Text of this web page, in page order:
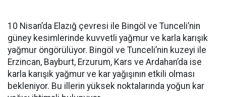
10 Nisan’da Elazığ çevresi ile Bingöl ve Tunceli’nin
güney kesimlerinde kuvvetli yağmur ve karla karışık
yağmur öngörülüyor. Bingöl ve Tunceli’nin kuzeyi ile
Erzincan, Bayburt, Erzurum, Kars ve Ardahan’da ise
karla karışık yağmur ve kar yağışının etkili olması
bekleniyor. Bu illerin yüksek noktalarında yoğun kar